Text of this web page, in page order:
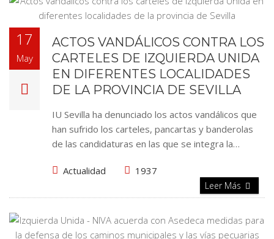
17
May
ACTOS VANDÁLICOS CONTRA LOS
CARTELES DE IZQUIERDA UNIDA
EN DIFERENTES LOCALIDADES
DE LA PROVINCIA DE SEVILLA
IU Sevilla ha denunciado los actos vandálicos que
han sufrido los carteles, pancartas y banderolas
de las candidaturas en las que se integra la…
Actualidad 1937
Leer Más